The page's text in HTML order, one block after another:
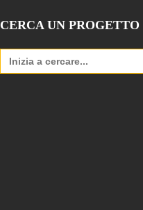
CERCA UN PROGETTO
Search
for: